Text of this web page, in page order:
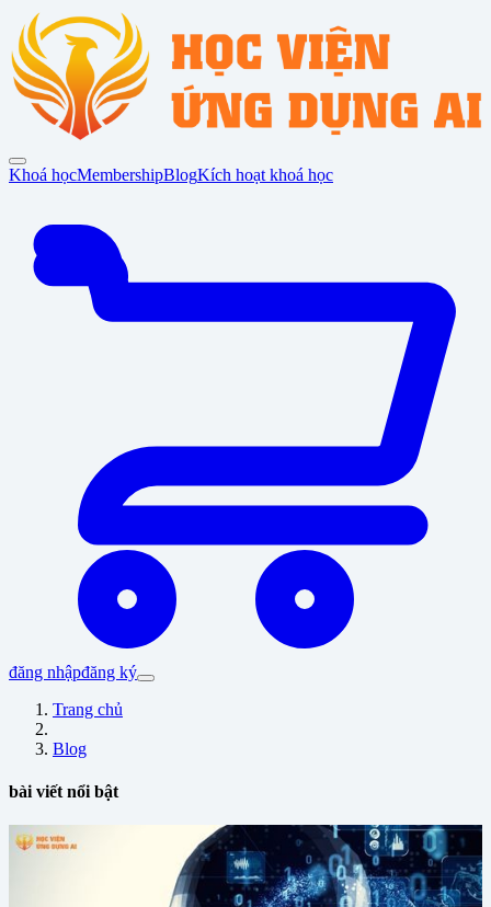
Khoá họcMembershipBlogKích hoạt khoá học
đăng nhậpđăng ký
Trang chủ
Blog
bài viết nổi bật